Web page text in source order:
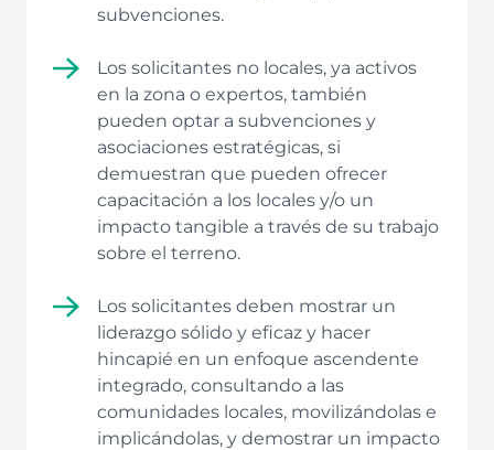
subvenciones.
Los solicitantes no locales, ya activos
en la zona o expertos, también
pueden optar a subvenciones y
asociaciones estratégicas, si
demuestran que pueden ofrecer
capacitación a los locales y/o un
impacto tangible a través de su trabajo
sobre el terreno.
Los solicitantes deben mostrar un
liderazgo sólido y eficaz y hacer
hincapié en un enfoque ascendente
integrado, consultando a las
comunidades locales, movilizándolas e
implicándolas, y demostrar un impacto